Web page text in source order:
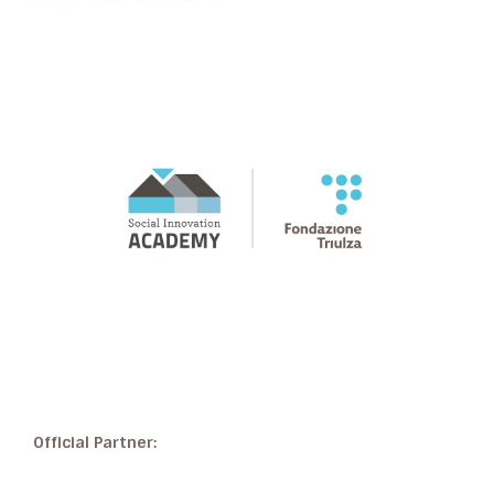
Official Partner: